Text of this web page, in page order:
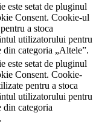
este setat de pluginul
Consent. Cookie-ul
a stoca
utilizatorului pentru
categoria „Altele”.
este setat de pluginul
Consent. Cookie-
pentru a stoca
utilizatorului pentru
categoria